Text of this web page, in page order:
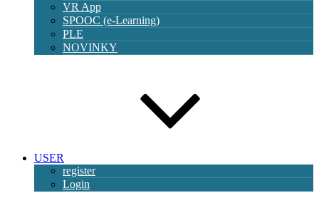
VR App
SPOOC (e-Learning)
PLE
NOVINKY
USER
register
Login